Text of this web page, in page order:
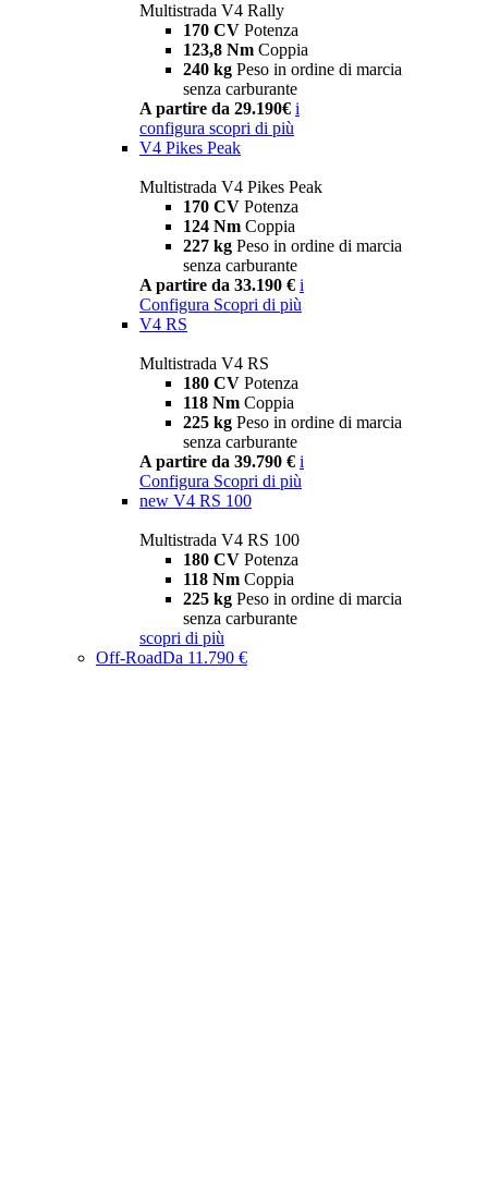
Multistrada V4 Rally
170 CV Potenza
123,8 Nm Coppia
240 kg Peso in ordine di marcia
senza carburante
A partire da 29.190€ i
configura scopri di più
V4 Pikes Peak
Multistrada V4 Pikes Peak
170 CV Potenza
124 Nm Coppia
227 kg Peso in ordine di marcia
senza carburante
A partire da 33.190 € i
Configura Scopri di più
V4 RS
Multistrada V4 RS
180 CV Potenza
118 Nm Coppia
225 kg Peso in ordine di marcia
senza carburante
A partire da 39.790 € i
Configura Scopri di più
new V4 RS 100
Multistrada V4 RS 100
180 CV Potenza
118 Nm Coppia
225 kg Peso in ordine di marcia
senza carburante
scopri di più
Off-RoadDa 11.790 €